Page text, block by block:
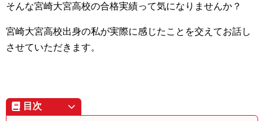
そんな宮崎大宮高校の合格実績って気になりませんか？
宮崎大宮高校出身の私が実際に感じたことを交えてお話し
させていただきます。
目次